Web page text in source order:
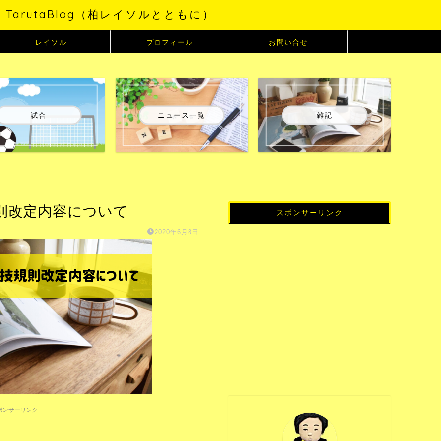
TarutaBlog（柏レイソルとともに）
レイソル プロフィール お問い合せ
試合 ニュース一覧 雑記
改定内容について
2020年6月8日
ンサーリンク
スポンサーリンク